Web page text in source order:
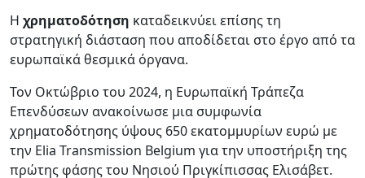
Η χρηματοδότηση καταδεικνύει επίσης τη
στρατηγική διάσταση που αποδίδεται στο έργο από τα
ευρωπαϊκά θεσμικά όργανα.
Τον Οκτώβριο του 2024, η Ευρωπαϊκή Τράπεζα
Επενδύσεων ανακοίνωσε μια συμφωνία
χρηματοδότησης ύψους 650 εκατομμυρίων ευρώ με
την Elia Transmission Belgium για την υποστήριξη της
πρώτης φάσης του Νησιού Πριγκίπισσας Ελισάβετ.